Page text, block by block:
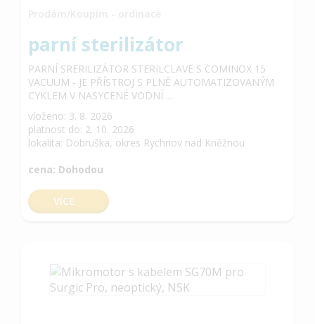
parní sterilizátor
PARNÍ SRERILIZÁTOR STERILCLAVE S COMINOX 15
VACUUM - JE PŘÍSTROJ S PLNĚ AUTOMATIZOVANÝM
CYKLEM V NASYCENÉ VODNÍ ...
vloženo: 3. 8. 2026
platnost do: 2. 10. 2026
lokalita: Dobruška, okres Rychnov nad Kněžnou
cena: Dohodou
VÍCE